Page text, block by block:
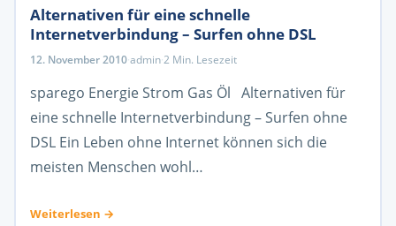
Alternativen für eine schnelle
Internetverbindung – Surfen ohne DSL
12. November 2010·admin·2 Min. Lesezeit
sparego Energie Strom Gas Öl Alternativen für
eine schnelle Internetverbindung – Surfen ohne
DSL Ein Leben ohne Internet können sich die
meisten Menschen wohl…
Weiterlesen →